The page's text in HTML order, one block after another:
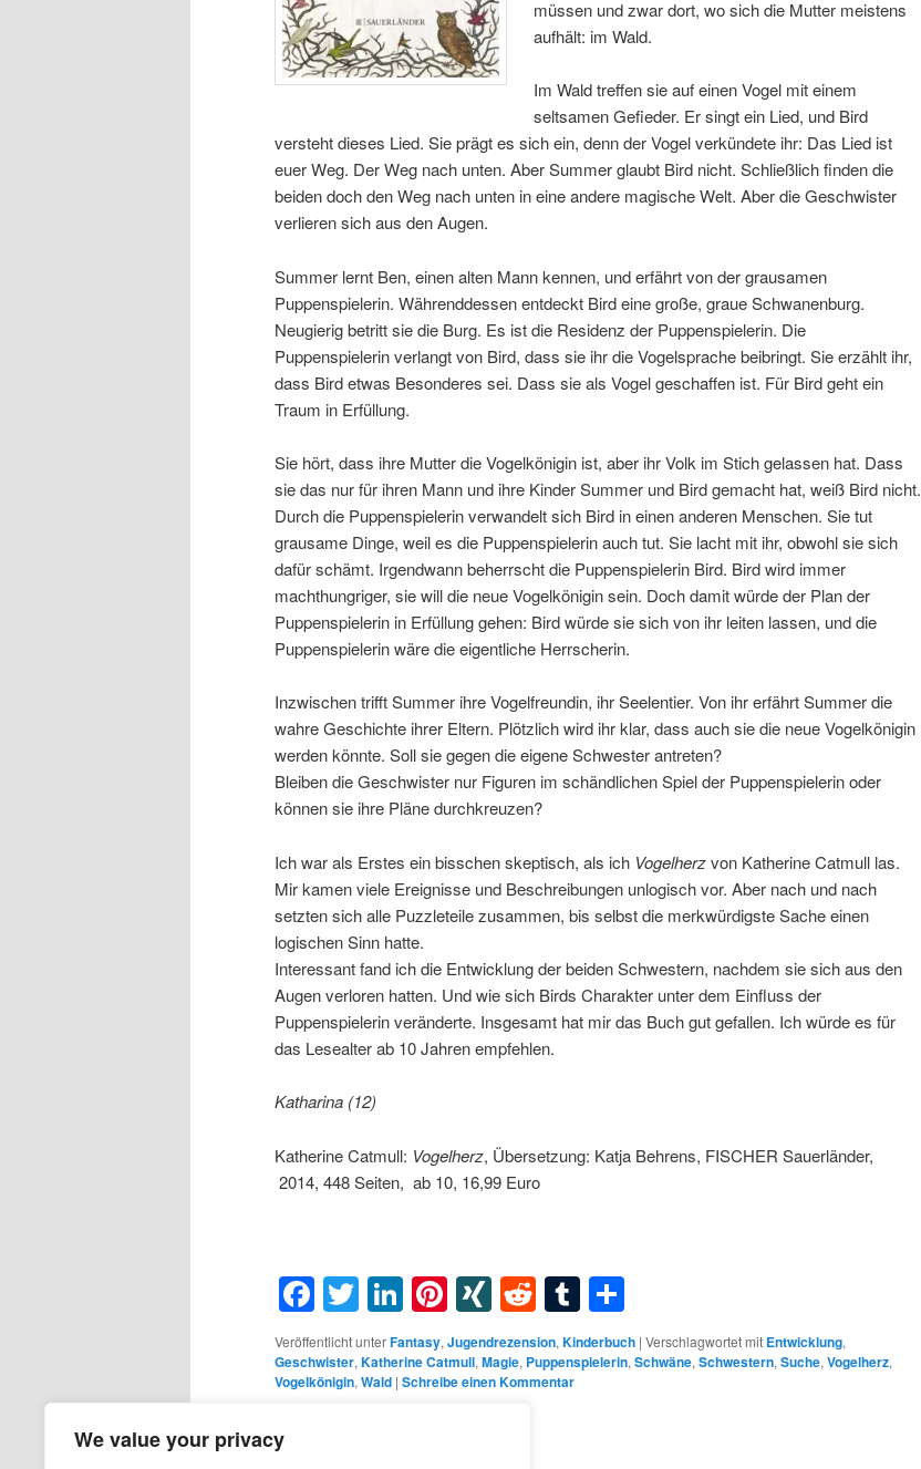
We value your privacy
müssen und zwar dort, wo sich die Mutter meistens
aufhält: im Wald.
Im Wald treffen sie auf einen Vogel mit einem
seltsamen Gefieder. Er singt ein Lied, und Bird
versteht dieses Lied. Sie prägt es sich ein, denn der Vogel verkündete ihr: Das Lied ist
euer Weg. Der Weg nach unten. Aber Summer glaubt Bird nicht. Schließlich finden die
beiden doch den Weg nach unten in eine andere magische Welt. Aber die Geschwister
verlieren sich aus den Augen.
Summer lernt Ben, einen alten Mann kennen, und erfährt von der grausamen
Puppenspielerin. Währenddessen entdeckt Bird eine große, graue Schwanenburg.
Neugierig betritt sie die Burg. Es ist die Residenz der Puppenspielerin. Die
Puppenspielerin verlangt von Bird, dass sie ihr die Vogelsprache beibringt. Sie erzählt ihr,
dass Bird etwas Besonderes sei. Dass sie als Vogel geschaffen ist. Für Bird geht ein
Traum in Erfüllung.
Sie hört, dass ihre Mutter die Vogelkönigin ist, aber ihr Volk im Stich gelassen hat. Dass
sie das nur für ihren Mann und ihre Kinder Summer und Bird gemacht hat, weiß Bird nicht.
Durch die Puppenspielerin verwandelt sich Bird in einen anderen Menschen. Sie tut
grausame Dinge, weil es die Puppenspielerin auch tut. Sie lacht mit ihr, obwohl sie sich
dafür schämt. Irgendwann beherrscht die Puppenspielerin Bird. Bird wird immer
machthungriger, sie will die neue Vogelkönigin sein. Doch damit würde der Plan der
Puppenspielerin in Erfüllung gehen: Bird würde sie sich von ihr leiten lassen, und die
Puppenspielerin wäre die eigentliche Herrscherin.
Inzwischen trifft Summer ihre Vogelfreundin, ihr Seelentier. Von ihr erfährt Summer die
wahre Geschichte ihrer Eltern. Plötzlich wird ihr klar, dass auch sie die neue Vogelkönigin
werden könnte. Soll sie gegen die eigene Schwester antreten?
Bleiben die Geschwister nur Figuren im schändlichen Spiel der Puppenspielerin oder
können sie ihre Pläne durchkreuzen?
Ich war als Erstes ein bisschen skeptisch, als ich Vogelherzvon Katherine Catmull las.
Mir kamen viele Ereignisse und Beschreibungen unlogisch vor. Aber nach und nach
setzten sich alle Puzzleteile zusammen, bis selbst die merkwürdigste Sache einen
logischen Sinn hatte.
Interessant fand ich die Entwicklung der beiden Schwestern, nachdem sie sich aus den
Augen verloren hatten. Und wie sich Birds Charakter unter dem Einfluss der
Puppenspielerin veränderte. Insgesamt hat mir das Buch gut gefallen. Ich würde es für
das Lesealter ab 10 Jahren empfehlen.
Katharina (12)
Katherine Catmull: Vogelherz, Übersetzung: Katja Behrens, FISCHER Sauerländer,
2014, 448 Seiten, ab 10, 16,99 Euro
Facebook
Twitter
LinkedIn
Pinterest
XINGRedditTumblr
Veröffentlicht unterFantasy, Jugendrezension, Kinderbuch | Verschlagwortet mit Entwicklung,
Geschwister, Katherine Catmull, Magie, Puppenspielerin, Schwäne, Schwestern, Suche, Vogelherz,
Vogelkönigin, Wald | Schreibe einen Kommentar